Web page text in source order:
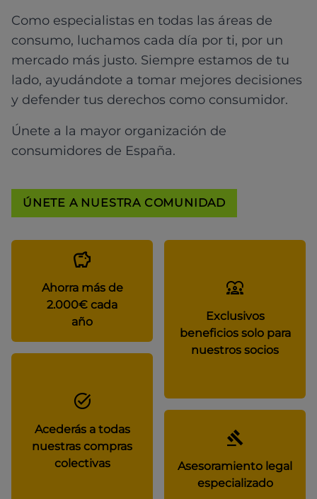
Como especialistas en todas las áreas de
consumo, luchamos cada día por ti, por un
mercado más justo. Siempre estamos de tu
lado, ayudándote a tomar mejores decisiones
y defender tus derechos como consumidor.
Únete a la mayor organización de
consumidores de España.
ÚNETE A NUESTRA COMUNIDAD
Ahorra más de
2.000€ cada
año
Exclusivos
beneficios solo para
nuestros socios
Acederás a todas
nuestras compras
colectivas
Asesoramiento legal
especializado